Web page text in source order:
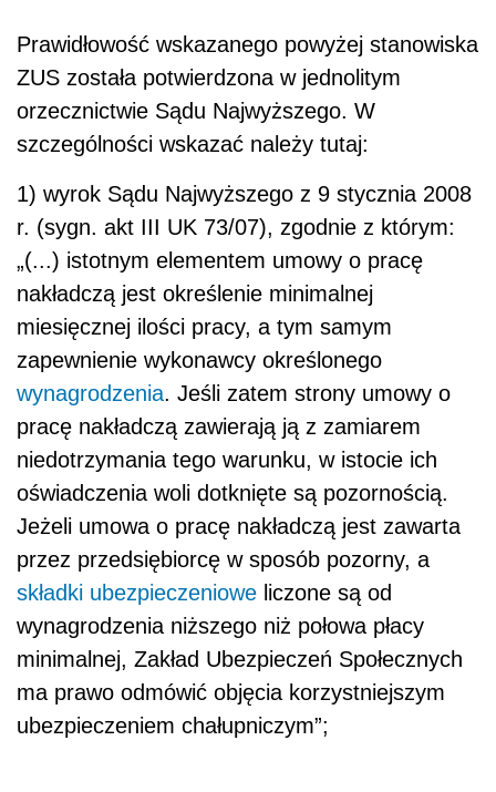
Prawidłowość wskazanego powyżej stanowiska
ZUS została potwierdzona w jednolitym
orzecznictwie Sądu Najwyższego. W
szczególności wskazać należy tutaj:
1) wyrok Sądu Najwyższego z 9 stycznia 2008
r. (sygn. akt III UK 73/07), zgodnie z którym:
„(...) istotnym elementem umowy o pracę
nakładczą jest określenie minimalnej
miesięcznej ilości pracy, a tym samym
zapewnienie wykonawcy określonego
wynagrodzenia. Jeśli zatem strony umowy o
pracę nakładczą zawierają ją z zamiarem
niedotrzymania tego warunku, w istocie ich
oświadczenia woli dotknięte są pozornością.
Jeżeli umowa o pracę nakładczą jest zawarta
przez przedsiębiorcę w sposób pozorny, a
składki ubezpieczeniowe liczone są od
wynagrodzenia niższego niż połowa płacy
minimalnej, Zakład Ubezpieczeń Społecznych
ma prawo odmówić objęcia korzystniejszym
ubezpieczeniem chałupniczym”;